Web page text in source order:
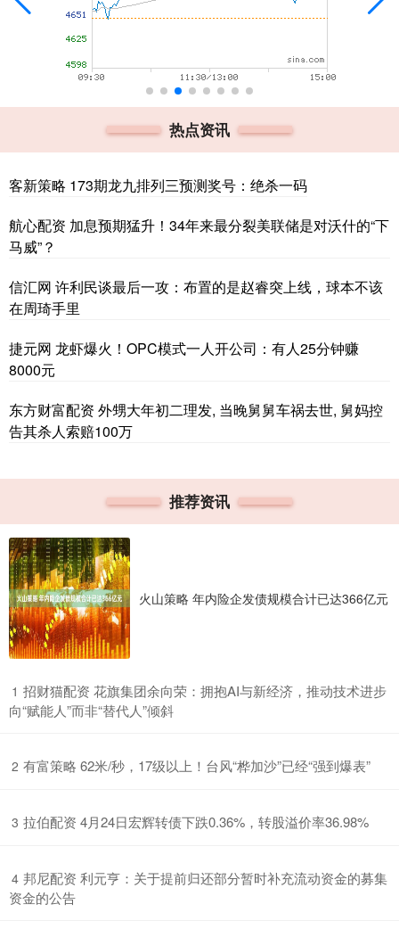
热点资讯
客新策略 173期龙九排列三预测奖号：绝杀一码
航心配资 加息预期猛升！34年来最分裂美联储是对沃什的“下
马威”？
信汇网 许利民谈最后一攻：布置的是赵睿突上线，球本不该
在周琦手里
捷元网 龙虾爆火！OPC模式一人开公司：有人25分钟赚
8000元
东方财富配资 外甥大年初二理发, 当晚舅舅车祸去世, 舅妈控
告其杀人索赔100万
推荐资讯
火山策略 年内险企发债规模合计已达366亿元
1 ​招财猫配资 花旗集团余向荣：拥抱AI与新经济，推动技术进步
向“赋能人”而非“替代人”倾斜
2 ​有富策略 62米/秒，17级以上！台风“桦加沙”已经“强到爆表”
3 ​拉伯配资 4月24日宏辉转债下跌0.36%，转股溢价率36.98%
4 ​邦尼配资 利元亨：关于提前归还部分暂时补充流动资金的募集
资金的公告